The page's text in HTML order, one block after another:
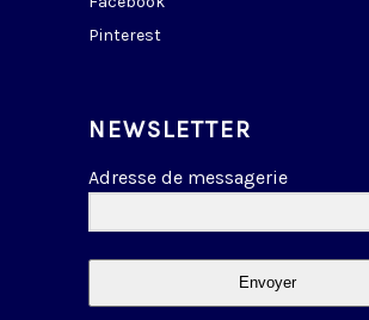
Pinterest
NEWSLETTER
Adresse de messagerie
Envoyer